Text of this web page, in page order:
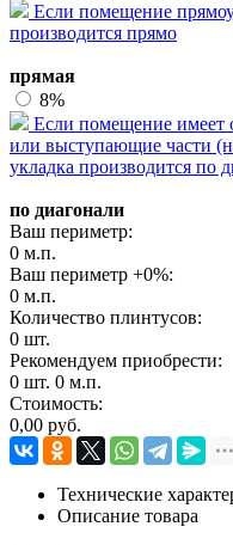
Если помещение
производится прямо
прямая
8%
Если помещение
или выступающие части
укладка производится по
по диагонали
Ваш периметр:
0 м.п.
Ваш периметр +0%:
0 м.п.
Количество плинтусов:
0 шт.
Рекомендуем приобрести:
0 шт. 0 м.п.
Стоимость:
0,00 руб.
Технические
Описание товара